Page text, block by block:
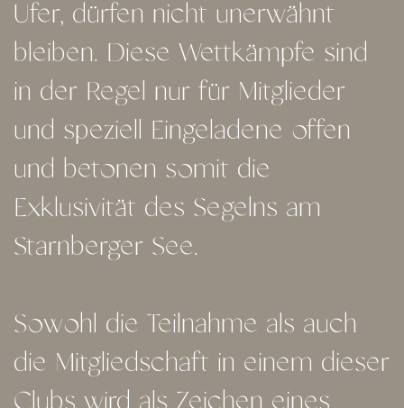
Ufer, dürfen nicht unerwähnt
bleiben. Diese Wettkämpfe sind
in der Regel nur für Mitglieder
und speziell Eingeladene offen
und betonen somit die
Exklusivität des Segelns am
Starnberger See.
Sowohl die Teilnahme als auch
die Mitgliedschaft in einem dieser
Clubs wird als Zeichen eines